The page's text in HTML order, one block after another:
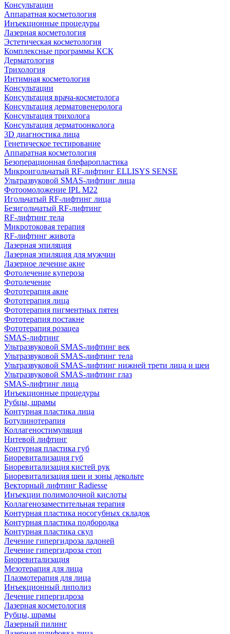
Консультации
Аппаратная косметология
Инъекционные процедуры
Лазерная косметология
Эстетическая косметология
Комплексные программы КСК
Дерматология
Трихология
Интимная косметология
Консультации
Консультация врача-косметолога
Консультация дерматовенеролога
Консультация трихолога
Консультация дерматоонколога
3D диагностика лица
Генетическое тестирование
Аппаратная косметология
Безоперационная блефаропластика
Микроигольчатый RF-лифтинг ELLISYS SENSE
Ультразвуковой SMAS-лифтинг лица
Фотоомоложение IPL M22
Игольчатый RF-лифтинг лица
Безигольчатый RF-лифтинг
RF-лифтинг тела
Микротоковая терапия
RF-лифтинг живота
Лазерная эпиляция
Лазерная эпиляция для мужчин
Лазерное лечение акне
Фотолечение купероза
Фотолечение
Фототерапия акне
Фототерапия лица
Фототерапия пигментных пятен
Фототерапия постакне
Фототерапия розацеа
SMAS-лифтинг
Ультразвуковой SMAS-лифтинг век
Ультразвуковой SMAS-лифтинг тела
Ультразвуковой SMAS-лифтинг нижней трети лица и шеи
Ультразвуковой SMAS-лифтинг глаз
SMAS-лифтинг лица
Инъекционные процедуры
Рубцы, шрамы
Контурная пластика лица
Ботулинотерапия
Коллагеностимуляция
Нитевой лифтинг
Контурная пластика губ
Биоревитализация губ
Биоревитализация кистей рук
Биоревитализация шеи и зоны декольте
Векторный лифтинг Radiesse
Инъекции полимолочной кислоты
Коллагенозаместительная терапия
Контурная пластика носогубных складок
Контурная пластика подбородка
Контурная пластика скул
Лечение гипергидроза ладоней
Лечение гипергидроза стоп
Биоревитализация
Мезотерапия для лица
Плазмотерапия для лица
Инъекционный липолиз
Лечение гипергидроза
Лазерная косметология
Рубцы, шрамы
Лазерный пилинг